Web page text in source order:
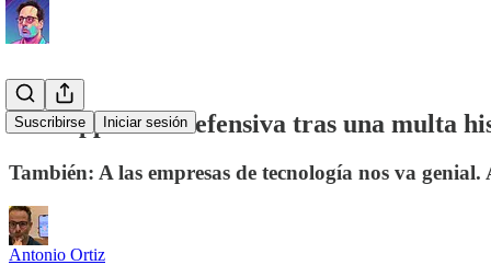
Suscribirse Iniciar sesión
Una Apple a la defensiva tras una multa
También: A las empresas de tecnología nos va
Antonio Ortiz